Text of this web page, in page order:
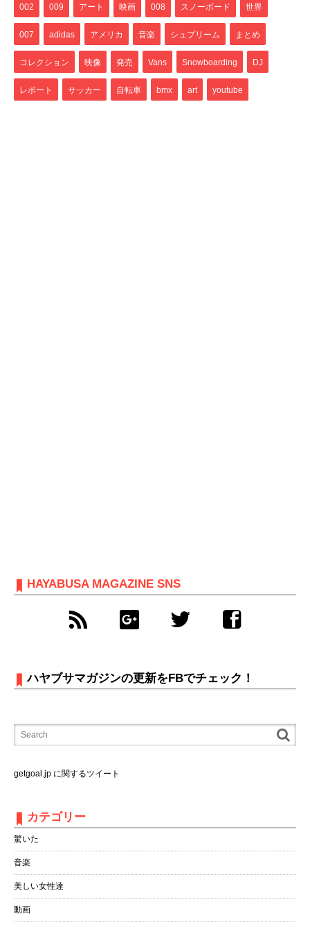
002 009 アート 映画 008 スノーボード 世界
007 adidas アメリカ 音楽 シュプリーム まとめ
コレクション 映像 発売 Vans Snowboarding DJ
レポート サッカー 自転車 bmx art youtube
HAYABUSA MAGAZINE SNS
ハヤブサマガジンの更新をFBでチェック！
getgoal.jp に関するツイート
カテゴリー
驚いた
音楽
美しい女性達
動画